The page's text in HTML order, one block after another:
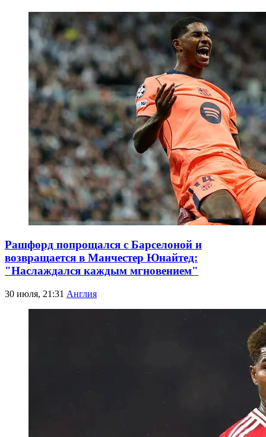
Рашфорд попрощался с Барселоной и
возвращается в Манчестер Юнайтед:
"Наслаждался каждым мгновением"
30 июля, 21:31 Англия